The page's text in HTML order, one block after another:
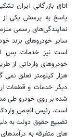
اتاق بازرگانی ایران
پاسخ به پرسش یكی از
نمایندگی‌های رسمی
سایر خودروهای برند
است نیز خدمات پس از
هزار كیلومتر تعلق نمی
دیگر خدمات و قطعات
شده بر روی خودرو طی
است. رئیس انجمن
تضییع حقوق دولت به
های متفرقه به